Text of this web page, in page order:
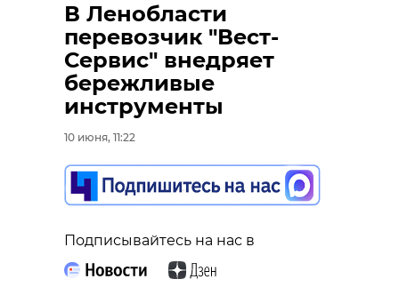
В Ленобласти
перевозчик "Вест-
Сервис" внедряет
бережливые
инструменты
10 июня, 11:22
Подписывайтесь на нас в